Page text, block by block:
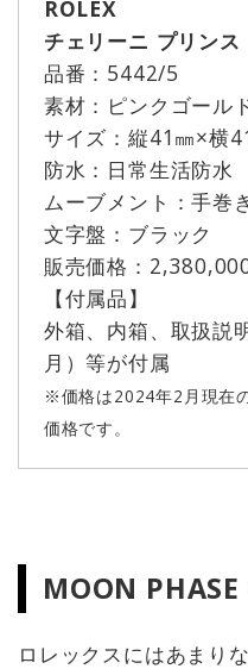
ROLEX
チェリーニ プリンス
品番：5442/5
素材：ピンクゴール
サイズ：縦41㎜×横
防水：日常生活防水
ムーブメント：手巻
文字盤：ブラック
販売価格：
【付属品】
外箱、内箱、取扱説
月）等が付属
※価格は2024年2月現在
価格です。
MOON PHASE
ロレックスにはあまり